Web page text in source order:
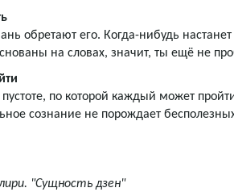
обретают его. Когда-нибудь
на словах, значит, ты ещё не
по которой каждый может
сознание не порождает
"Сущность дзен"